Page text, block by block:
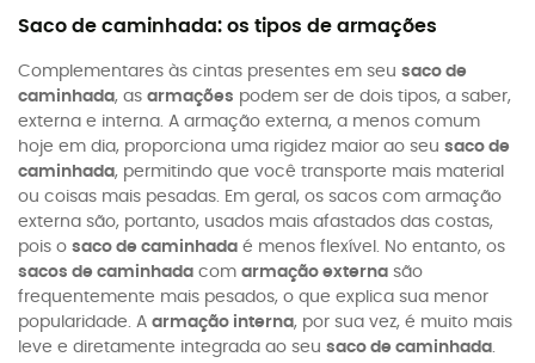
Saco de caminhada: os tipos de armações
Complementares às cintas presentes em seu saco de
caminhada, as armações podem ser de dois tipos, a saber,
externa e interna. A armação externa, a menos comum
hoje em dia, proporciona uma rigidez maior ao seu saco de
caminhada, permitindo que você transporte mais material
ou coisas mais pesadas. Em geral, os sacos com armação
externa são, portanto, usados mais afastados das costas,
pois o saco de caminhada é menos flexível. No entanto, os
sacos de caminhada com armação externa são
frequentemente mais pesados, o que explica sua menor
popularidade. A armação interna, por sua vez, é muito mais
leve e diretamente integrada ao seu saco de caminhada.